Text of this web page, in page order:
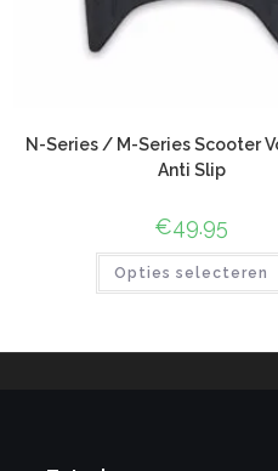
N-Series / M-Series Scooter
Anti Slip
€49.95
Opties selecteren